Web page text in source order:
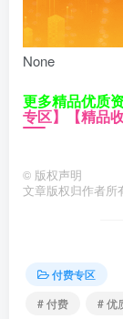
None
更多精品优质
专区】 【精品
© 版权声明
文章版权归作者所
付费专区
# 付费
# 优